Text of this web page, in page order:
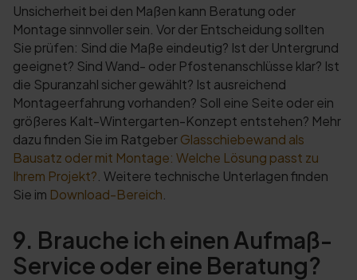
Unsicherheit bei den Maßen kann Beratung oder
Montage sinnvoller sein. Vor der Entscheidung sollten
Sie prüfen: Sind die Maße eindeutig? Ist der Untergrund
geeignet? Sind Wand- oder Pfostenanschlüsse klar? Ist
die Spuranzahl sicher gewählt? Ist ausreichend
Montageerfahrung vorhanden? Soll eine Seite oder ein
größeres Kalt-Wintergarten-Konzept entstehen? Mehr
dazu finden Sie im RatgeberGlasschiebewand als
Bausatz oder mit Montage: Welche Lösung passt zu
Ihrem Projekt? . Weitere technische Unterlagen finden
Sie im Download-Bereich
9. Brauche ich einen Aufmaß-
Service oder eine Beratung?